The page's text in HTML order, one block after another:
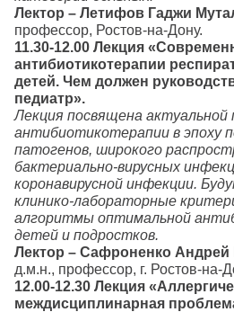
Лектор – Летифов Гаджи
профессор, Ростов-на-Дону.
11.30-12.00 Лекция
антибиотикотерапии
детей. Чем должен
педиатр».
Лекция посвящена актуальной
антибиотикотерапии в эпоху
патогенов, широкого
бактериально-вирусных
коронавирусной инфекции.
клинико-лабораторные
алгоритмы оптимальной
детей и подростков.
Лектор – Сафроненко
д.м.н., профессор, г. Ростов-на-
12.00-12.30 Лекция
междисциплинарная